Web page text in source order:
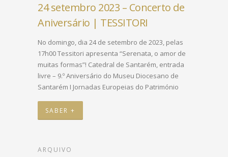
24 setembro 2023 – Concerto de
Aniversário | TESSITORI
No domingo, dia 24 de setembro de 2023, pelas
17h00 Tessitori apresenta “Serenata, o amor de
muitas formas”! Catedral de Santarém, entrada
livre – 9.º Aniversário do Museu Diocesano de
Santarém I Jornadas Europeias do Património
SABER +
ARQUIVO